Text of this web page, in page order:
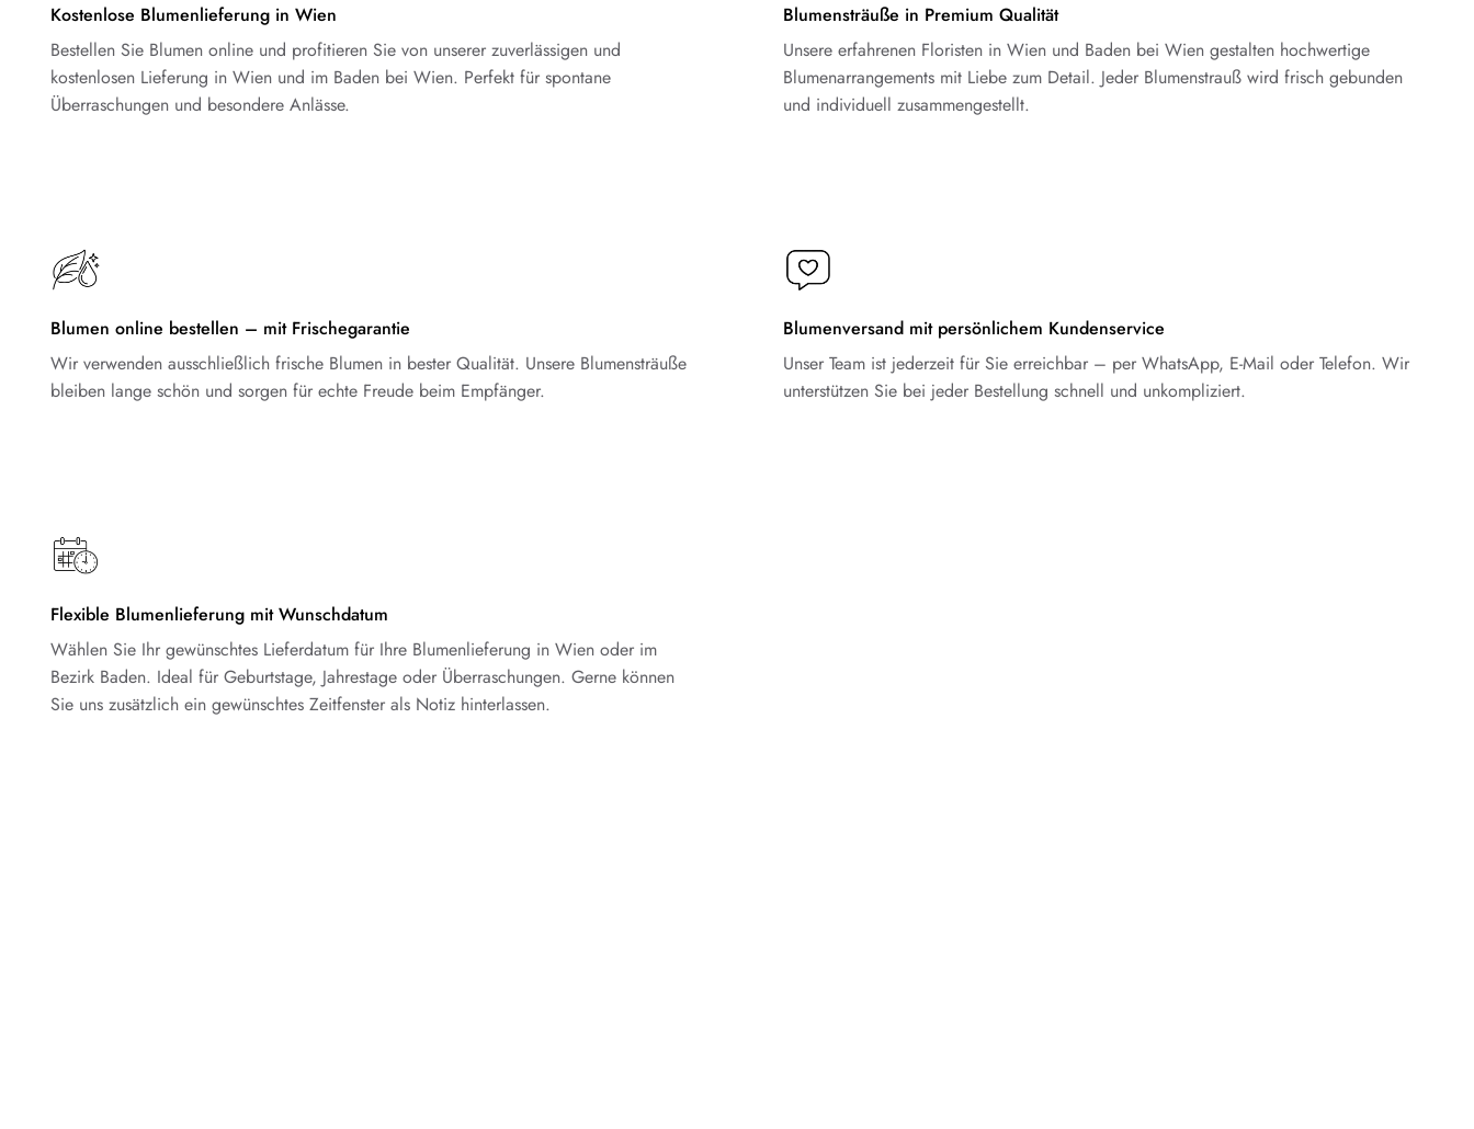
Kostenlose Blumenlieferung in Wien
Bestellen Sie Blumen online und profitieren Sie von unserer zuverlässigen und
kostenlosen Lieferung in Wien und im Baden bei Wien. Perfekt für spontane
Überraschungen und besondere Anlässe.
Blumensträuße in Premium Qualität
Unsere erfahrenen Floristen in Wien und Baden bei Wien gestalten hochwertige
Blumenarrangements mit Liebe zum Detail. Jeder Blumenstrauß wird frisch gebunden
und individuell zusammengestellt.
Blumen online bestellen – mit Frischegarantie
Wir verwenden ausschließlich frische Blumen in bester Qualität. Unsere Blumensträuße
bleiben lange schön und sorgen für echte Freude beim Empfänger.
Blumenversand mit persönlichem Kundenservice
Unser Team ist jederzeit für Sie erreichbar – per WhatsApp, E-Mail oder Telefon. Wir
unterstützen Sie bei jeder Bestellung schnell und unkompliziert.
Flexible Blumenlieferung mit Wunschdatum
Wählen Sie Ihr gewünschtes Lieferdatum für Ihre Blumenlieferung in Wien oder im
Bezirk Baden. Ideal für Geburtstage, Jahrestage oder Überraschungen. Gerne können
Sie uns zusätzlich ein gewünschtes Zeitfenster als Notiz hinterlassen.